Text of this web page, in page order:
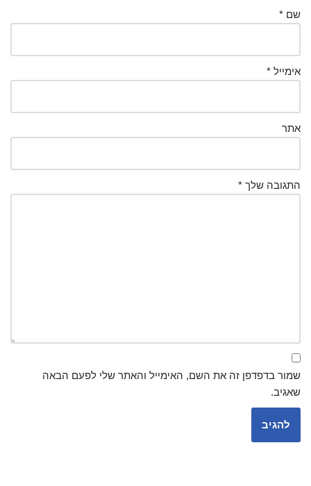
שם *
אימייל *
אתר
התגובה שלך *
שמור בדפדפן זה את השם, האימייל והאתר שלי לפעם הבאה
שאגיב.